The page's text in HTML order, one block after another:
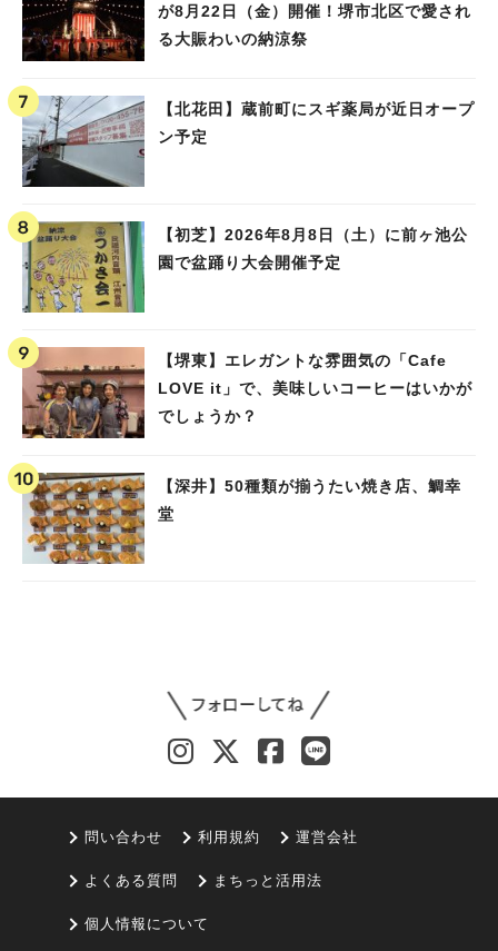
が8月22日（金）開催！堺市北区で愛され
る大賑わいの納涼祭
【北花田】蔵前町にスギ薬局が近日オープ
ン予定
【初芝】2026年8月8日（土）に前ヶ池公
園で盆踊り大会開催予定
【堺東】エレガントな雰囲気の「Cafe
LOVE it」で、美味しいコーヒーはいかが
でしょうか？
【深井】50種類が揃うたい焼き店、鯛幸
堂
問い合わせ 利用規約 運営会社
よくある質問 まちっと活用法
個人情報について